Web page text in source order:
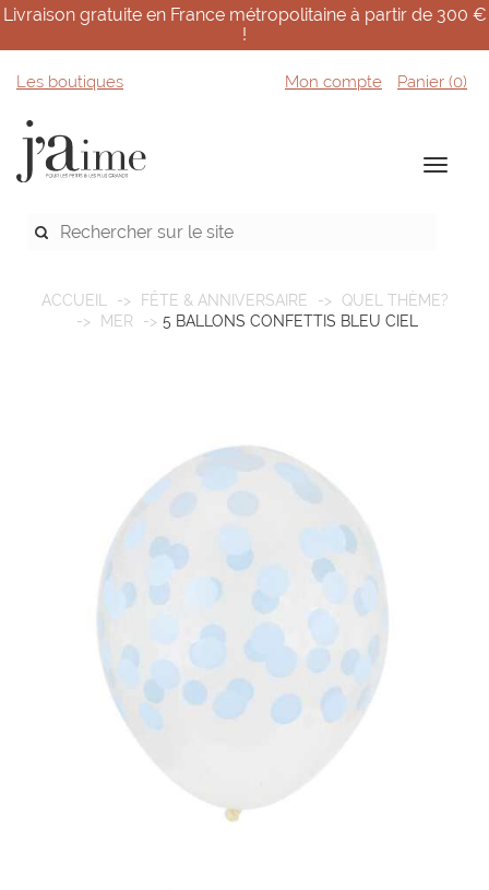
Livraison gratuite en France métropolitaine à partir de 300 €
!
Les boutiques Mon compte Panier (0)
ACCUEIL FÊTE & ANNIVERSAIRE
QUEL THÈME?
MER
5 BALLONS CONFETTIS BLEU CIEL